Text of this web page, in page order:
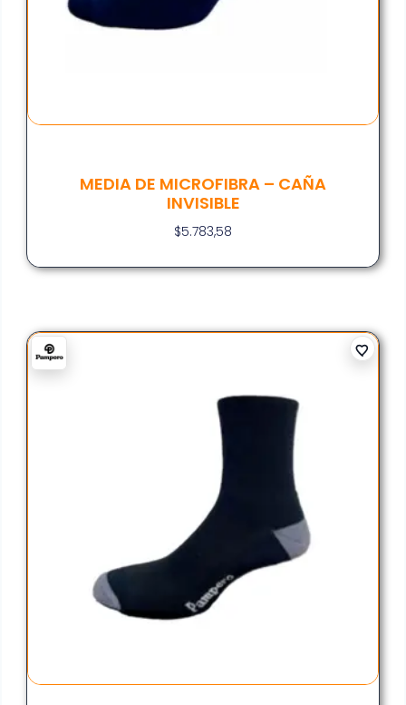
MEDIA DE MICROFIBRA – CAÑA
INVISIBLE
$5.783,58